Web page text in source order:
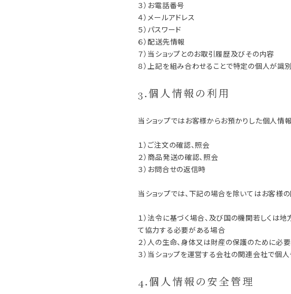
３）お電話番号
４）メールアドレス
５）パスワード
６）配送先情報
７）当ショップとのお取引履歴及びその内容
８）上記を組み合わせることで特定の個人が識
3.個人情報の利用
当ショップではお客様からお預かりした個人情
１）ご注文の確認、照会
２）商品発送の確認、照会
３）お問合せの返信時
当ショップでは、下記の場合を除いてはお客様
１）法令に基づく場合、及び国の機関若しく
て協力する必要がある場合
２）人の生命、身体又は財産の保護のために必
３）当ショップを運営する会社の関連会社で個
4.個人情報の安全管理